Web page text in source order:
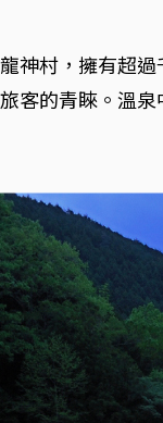
神村，擁有超
客的青睞。溫